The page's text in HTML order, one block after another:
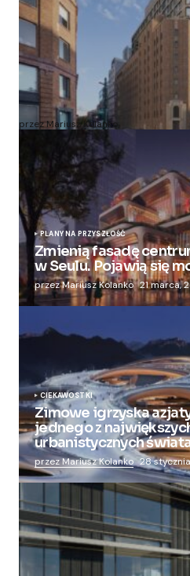
Zmieniają więzienie dla
apartamentowiec
przez Mariusz Kolanko 20 lipca, 2024
PLANY NA PRZYSZŁOŚĆ
Zmienią fasadę
w Seulu. Pojawią się
przez Mariusz Kolanko 21 marca,
CIEKAWOSTKI
Zimowe igrzyska
jednego z
urbanistycznych
przez Mariusz Kolanko 28